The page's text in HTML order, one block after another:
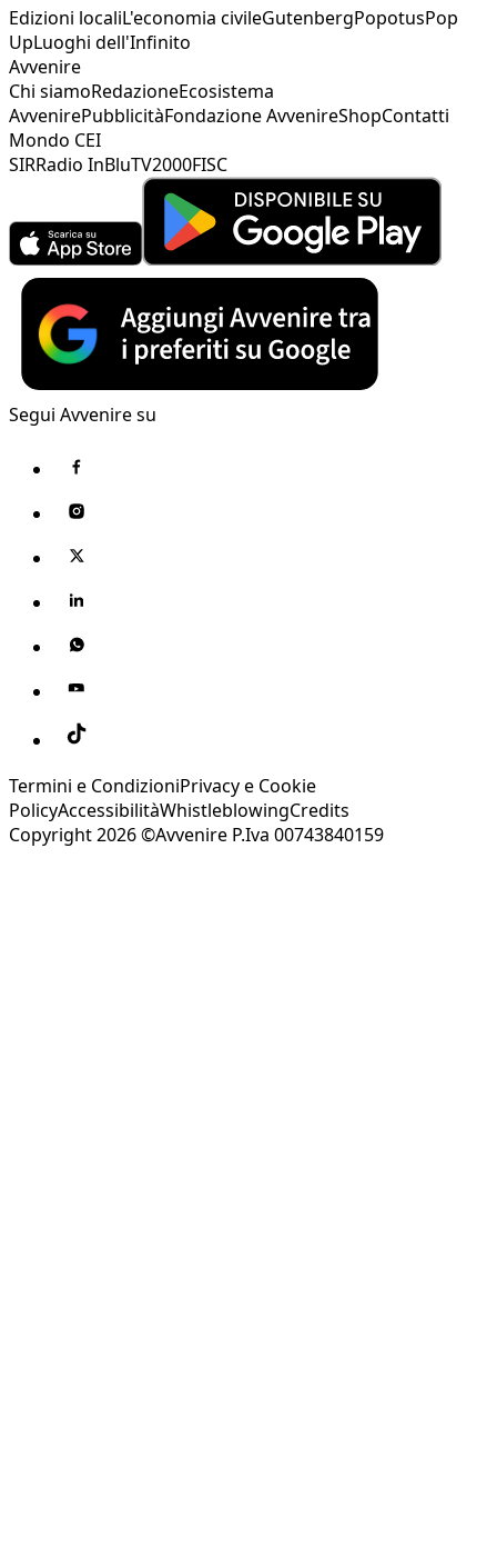
Edizioni localiL'economia civileGutenbergPopotusPop
UpLuoghi dell'Infinito
Avvenire
Chi siamoRedazioneEcosistema
AvvenirePubblicitàFondazione AvvenireShopContatti
Mondo CEI
SIRRadio InBluTV2000FISC
Segui Avvenire su
Termini e CondizioniPrivacy e Cookie
PolicyAccessibilitàWhistleblowingCredits
Copyright 2026 ©Avvenire P.Iva 00743840159